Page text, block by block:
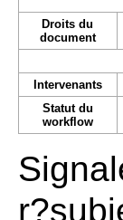
Droits du
document
Intervenants
Statut du
workflow